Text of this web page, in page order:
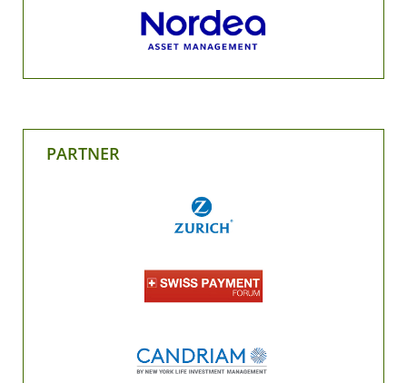
PARTNER